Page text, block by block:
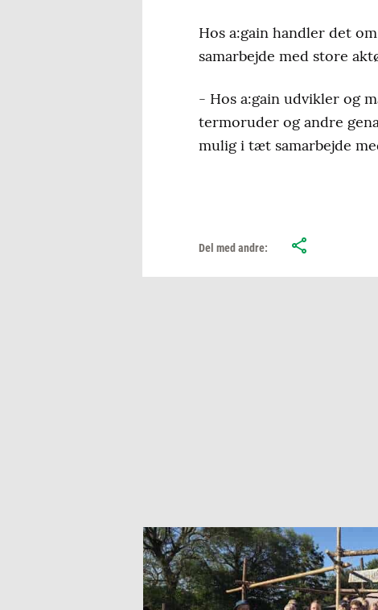
Hos a:gain handler det
samarbejde med store
- Hos a:gain udvikler og
termoruder og andre
mulig i tæt samarbejde
Del med andre: